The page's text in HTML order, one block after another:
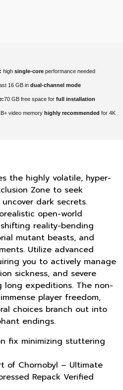
high single-core performance needed
16 GB in dual-channel mode
70 GB free space for full installation
video memory highly recommended for 4K
the highly volatile, hyper-
Zone to seek
dark secrets.
open-world
reality-bending
mutant beasts, and
Utilize advanced
you to actively manage
sickness, and severe
long expeditions. The non-
player freedom,
choices branch out into
endings.
fix minimizing stuttering
of Chornobyl – Ultimate
Repack Verified